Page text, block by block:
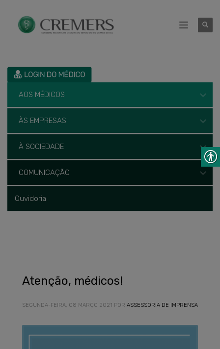
AOS MÉDICOS
ÀS EMPRESAS
À SOCIEDADE
COMUNICAÇÃO
Ouvidoria
Atenção, médicos!
SEGUNDA-FEIRA, 08 MARÇO 2021 POR ASSESSORIA DE IMPRENSA